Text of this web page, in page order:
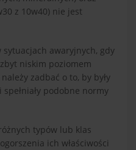
z 10w40) nie jest
awaryjnych, gdy
niskim poziomem
zadbać o to, by były
podobne normy
typów lub klas
ich właściwości